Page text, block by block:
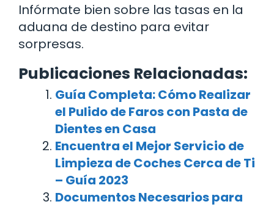
Infórmate bien sobre las tasas en la
aduana de destino para evitar
sorpresas.
Publicaciones Relacionadas:
Guía Completa: Cómo Realizar
el Pulido de Faros con Pasta de
Dientes en Casa
Encuentra el Mejor Servicio de
Limpieza de Coches Cerca de Ti
– Guía 2023
Documentos Necesarios para